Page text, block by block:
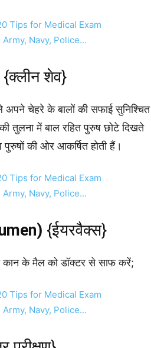
{क्लीन शेव}
अपने चेहरे के बालों की सफाई सुनिश्चित
तुलना में बाल रहित पुरुष छोटे दिखते
की ओर आकर्षित होती हैं।
{ईयरवैक्स}
के मैल को डॉक्टर से साफ करें;